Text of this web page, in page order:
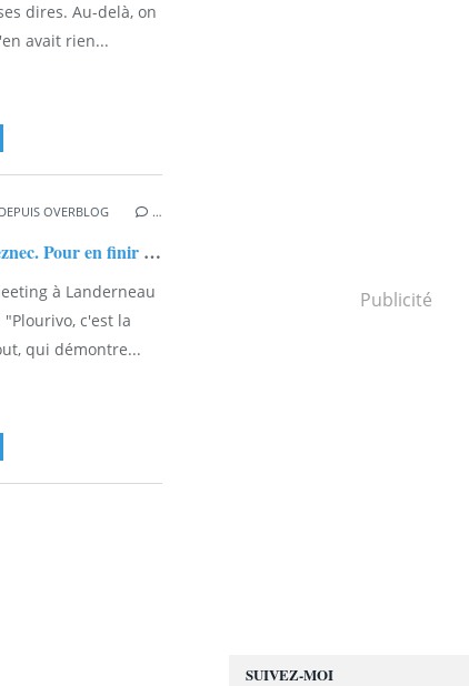
dires. Au-delà, on
avait rien...
OVERBLOG …
Rappel : Affaire Seznec. Pour en finir avec la piste de Traou-Nez...
à Landerneau
c'est la
qui démontre...
SUIVEZ-MOI
Publicité